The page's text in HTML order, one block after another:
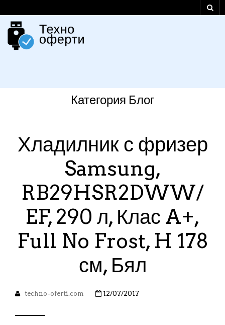
Категория Блог
Хладилник с фризер
Samsung,
RB29HSR2DWW/
EF, 290 л, Клас A+,
Full No Frost, H 178
см, Бял
techno-oferti.com 12/07/2017